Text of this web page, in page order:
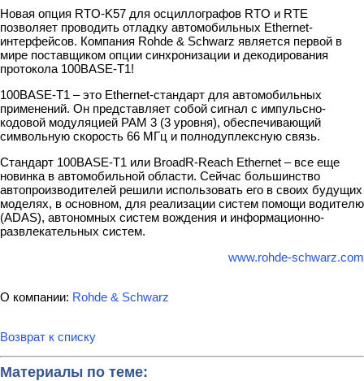
Новая опция RTO-K57 для осциллографов RTO и RTE
позволяет проводить отладку автомобильных Ethernet-
интерфейсов. Компания Rohde & Schwarz является первой в
мире поставщиком опции синхронизации и декодирования
протокола 100BASE-T1!
100BASE-T1 – это Ethernet-стандарт для автомобильных
применений. Он представляет собой сигнал с импульсно-
кодовой модуляцией PAM 3 (3 уровня), обеспечивающий
символьную скорость 66 МГц и полнодуплексную связь.
Стандарт 100BASE-T1 или BroadR-Reach Ethernet – все еще
новинка в автомобильной области. Сейчас большинство
автопроизводителей решили использовать его в своих будущих
моделях, в основном, для реализации систем помощи водителю
(ADAS), автономных систем вождения и информационно-
развлекательных систем.
www.rohde-schwarz.com
О компании: Rohde & Schwarz
Возврат к списку
Материалы по теме: